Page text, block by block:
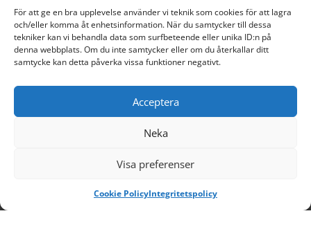
För att ge en bra upplevelse använder vi teknik som cookies för att lagra
och/eller komma åt enhetsinformation. När du samtycker till dessa
tekniker kan vi behandla data som surfbeteende eller unika ID:n på
denna webbplats. Om du inte samtycker eller om du återkallar ditt
samtycke kan detta påverka vissa funktioner negativt.
Acceptera
Neka
Visa preferenser
Cookie PolicyIntegritetspolicy
Länkar
Samarbetspartners
Integritetspolicy